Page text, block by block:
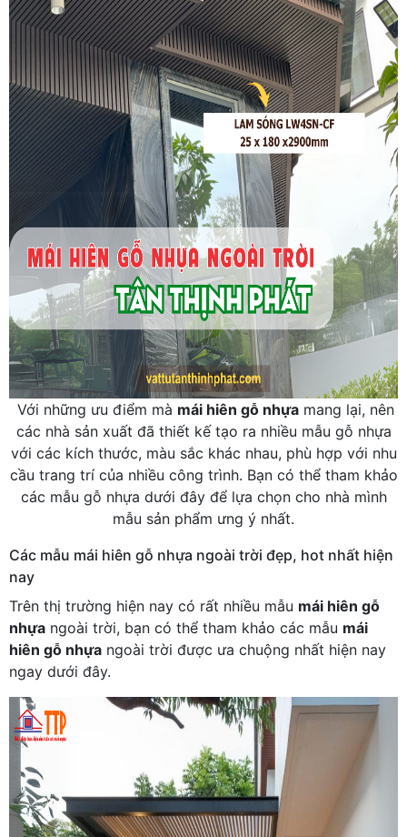
Với những ưu điểm mà mái hiên gỗ nhựa mang lại, nên
các nhà sản xuất đã thiết kế tạo ra nhiều mẫu gỗ nhựa
với các kích thước, màu sắc khác nhau, phù hợp với nhu
cầu trang trí của nhiều công trình. Bạn có thể tham khảo
các mẫu gỗ nhựa dưới đây để lựa chọn cho nhà mình
mẫu sản phẩm ưng ý nhất.
Các mẫu mái hiên gỗ nhựa ngoài trời đẹp, hot nhất hiện
nay
Trên thị trường hiện nay có rất nhiều mẫu mái hiên gỗ
nhựa ngoài trời, bạn có thể tham khảo các mẫu mái
hiên gỗ nhựa ngoài trời được ưa chuộng nhất hiện nay
ngay dưới đây.